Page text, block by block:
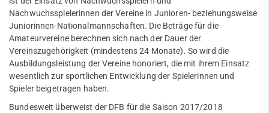
Nachwuchsspielerinnen der Vereine in Junioren- beziehungsweise
Juniorinnen-Nationalmannschaften. Die Beträge für die
Amateurvereine berechnen sich nach der Dauer der
Vereinszugehörigkeit (mindestens 24 Monate). So wird die
Ausbildungsleistung der Vereine honoriert, die mit ihrem Einsatz
wesentlich zur sportlichen Entwicklung der Spielerinnen und
Spieler beigetragen haben.
Bundesweit überweist der DFB für die Saison 2017/2018
Tennisschule
Triathlon
Volleyball
Walking